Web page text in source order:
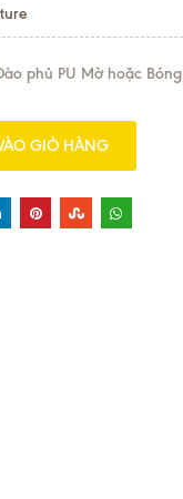
phủ PU Mờ hoặc Bóng
GIỎ HÀNG